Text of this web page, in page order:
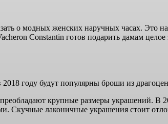
о модных женских наручных часах. Это
Constantin готов подарить дамам
году будут популярны броши из
крупные размеры украшений. В
Скучные лаконичные украшения стоит